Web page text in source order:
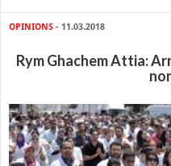
OPINIONS - 11.03.2018
Rym Ghachem Attia: